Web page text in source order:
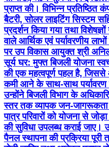
सूर्य घर: मुफ्त बिजली योजना
की एक महत्वपूर्ण पहल है, जिससे
कमी आने के साथ-साथ पर्यावरण
उन्होंने बिजली विभाग के
स्तर तक व्यापक जन-जागरूकता
पात्र परिवारों को योजना से
की सुविधा उपलब्ध कराई जाए।
पैनल स्थापना की प्रक्रिया पूरी
होनी चाहिए तथा आवेदन प्राप्त
सुनिश्चित किया जाए। साथ ही
समय पर उनके बैंक खातों में
अभियंताओं एवं अधिकृत वेंडरों को
की मासिक बिजली खपत 200